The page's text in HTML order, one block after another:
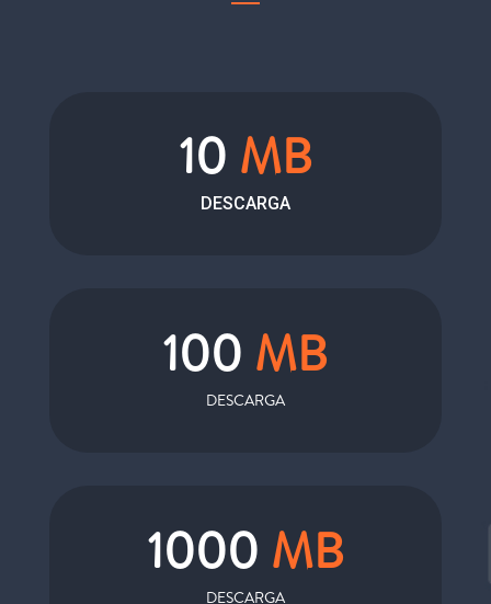
10 MB
DESCARGA
100 MB
DESCARGA
1000 MB
DESCARGA